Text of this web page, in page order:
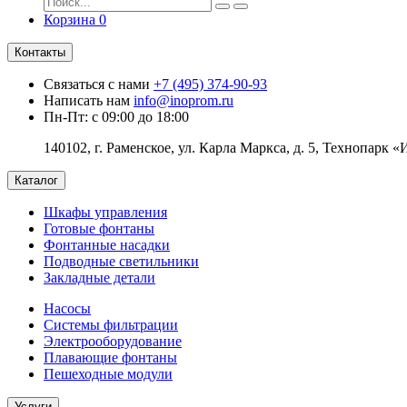
Корзина 0
Контакты
Связаться с нами +7 (495) 374-90-93
Написать нам info@inoprom.ru
Пн-Пт: с 09:00 до 18:00
140102, г. Раменское, ул. Карла Маркса, д. 5, Технопарк
Каталог
Шкафы управления
Готовые фонтаны
Фонтанные насадки
Подводные светильники
Закладные детали
Насосы
Системы фильтрации
Электрооборудование
Плавающие фонтаны
Пешеходные модули